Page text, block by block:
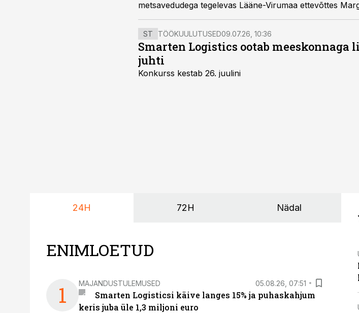
metsavedudega tegelevas Lääne-Virumaa ettevõttes
värskest Logistika kvartaliraportist.
ST TÖÖKUULUTUSED09.07.26, 10:36
Smarten Logistics ootab
juhti
Konkurss kestab 26. juulini
24H 72H Nädal
ENIMLOETUD
1 MAJANDUSTULEMUSED 05.08.26, 07:51
Smarten Logisticsi käive langes 15% ja puhaskahjum
keris juba üle 1,3 miljoni euro